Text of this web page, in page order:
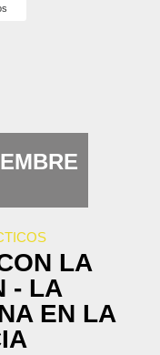
LA
- LA
EN LA